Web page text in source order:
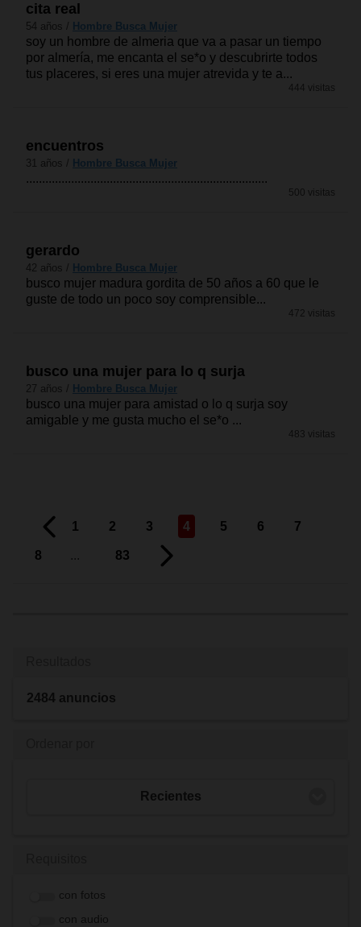
2484 anuncios
Recientes
con fotos
con audio
cita real
54 años / Hombre Busca Mujer
soy un hombre de almeria que va a pasar un tiempo
por almería, me encanta el se*o y descubrirte todos
tus placeres, si eres una mujer atrevida y te a...
444 visitas
encuentros
31 años / Hombre Busca Mujer
...........................................................................
500 visitas
gerardo
42 años / Hombre Busca Mujer
busco mujer madura gordita de 50 años a 60 que le
guste de todo un poco soy comprensible...
472 visitas
busco una mujer para lo q surja
27 años / Hombre Busca Mujer
busco una mujer para amistad o lo q surja soy
amigable y me gusta mucho el se*o ...
483 visitas
1 2 3 4 5 6 7
8 ... 83